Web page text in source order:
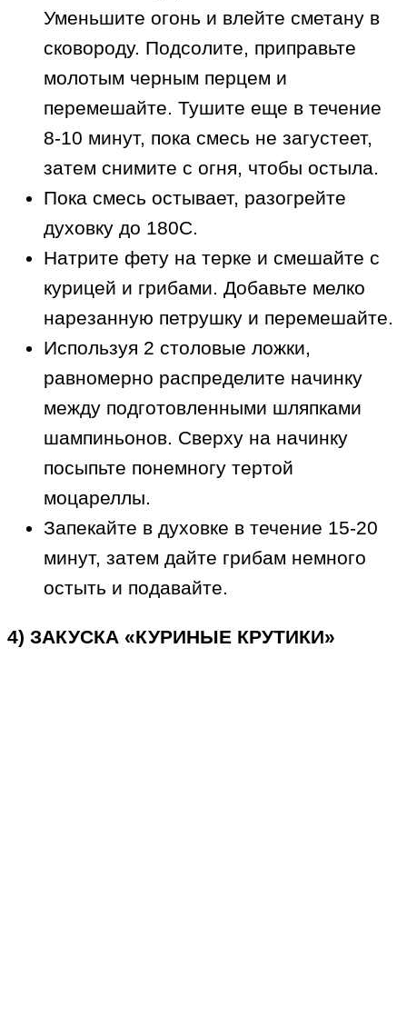
Уменьшите огонь и влейте сметану в
сковороду. Подсолите, приправьте
молотым черным перцем и
перемешайте. Тушите еще в течение
8-10 минут, пока смесь не загустеет,
затем снимите с огня, чтобы остыла.
Пока смесь остывает, разогрейте
духовку до 180С.
Натрите фету на терке и смешайте с
курицей и грибами. Добавьте мелко
нарезанную петрушку и перемешайте.
Используя 2 столовые ложки,
равномерно распределите начинку
между подготовленными шляпками
шампиньонов. Сверху на начинку
посыпьте понемногу тертой
моцареллы.
Запекайте в духовке в течение 15-20
минут, затем дайте грибам немного
остыть и подавайте.
4) ЗАКУСКА «КУРИНЫЕ КРУТИКИ»